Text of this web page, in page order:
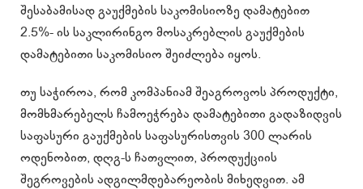
შესაბამისად გაუქმების საკომისიოზე დამატებით
2.5%- ის საკლირინგო მოსაკრებლის გაუქმების
დამატებითი საკომისიო შეიძლება იყოს.
თუ საჭიროა, რომ კომპანიამ შეაგროვოს პროდუქტი,
მომხმარებელს ჩამოეჭრება დამატებითი გადაზიდვის
საფასური გაუქმების საფასურისთვის 300 ლარის
ოდენობით, დღგ-ს ჩათვლით, პროდუქციის
შეგროვების ადგილმდებარეობის მიხედვით. ამ